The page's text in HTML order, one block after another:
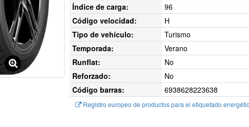
Índice de carga:
96
Código velocidad:
H
Tipo de vehículo:
Turismo
Temporada:
Verano
Runflat:
No
Reforzado:
No
Código barras:
6938628223638
Registro europeo de productos para el etiquetado